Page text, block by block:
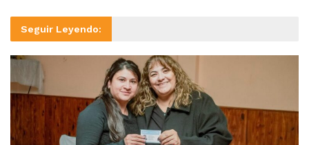
Seguir Leyendo: